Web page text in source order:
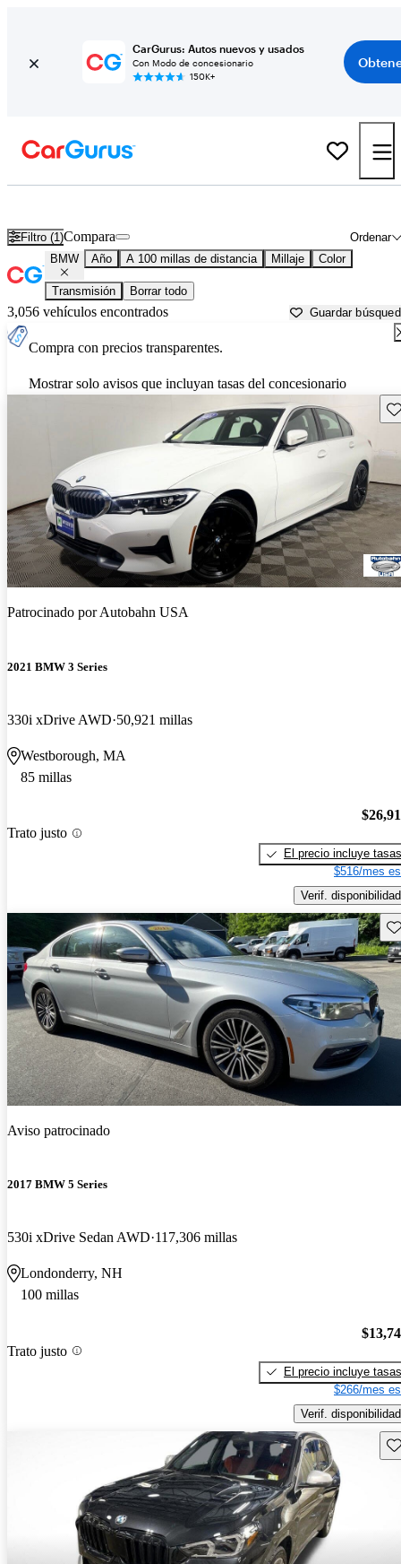
CarGurus: Autos nuevos y usados
Con Modo de concesionario
150K+
Filtro (1) Ordenar
Compara
BMW Año A 100 millas de distancia Millaje Color
Transmisión Borrar todo
3,056 vehículos encontrados Guardar
Compra con precios transparentes.
Mostrar solo avisos que incluyan tasas del concesionario
Patrocinado porAutobahn USA
2021 BMW 3 Series
330i xDrive AWD 50,921 millas
Westborough, MA
85 millas
Trato justo
El precio incluye tasas
$516/mes
Verif. disponibilidad
Aviso patrocinado
2017 BMW 5 Series
530i xDrive Sedan AWD 117,306 millas
Londonderry, NH
100 millas
Trato justo
El precio incluye tasas
$266/mes
Verif. disponibilidad